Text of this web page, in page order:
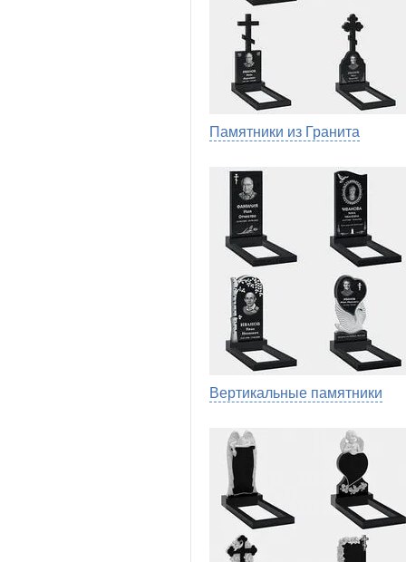
Памятники из Гранита
Вертикальные памятники